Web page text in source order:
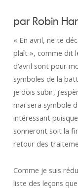
par Robin
« En avril, ne te
plaît », comme dit
d’avril sont pour
symboles de la
je dois subir,
mai sera symbole
intéressant
sonneront soit la
retour des
Comme je suis
liste des leçons